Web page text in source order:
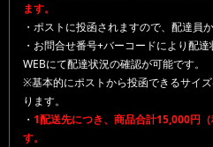
ます。
・ポストに投函されますので、配達員
・お問合せ番号+バーコードにより配
WEBにて配達状況の確認が可能です。
※基本的にポストから投函できるサイ
ります。
・ 1配送先につき、商品合計15,000円
す。